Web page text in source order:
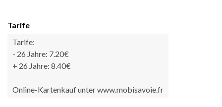
Tarife
Tarife:
- 26 Jahre: 7.20€
+ 26 Jahre: 8.40€
Online-Kartenkauf unter www.mobisavoie.fr